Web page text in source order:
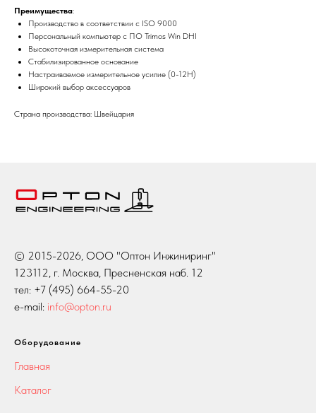
Преимущества:
Производство в соответствии с ISO 9000
Персональный компьютер с ПО Trimos Win DHI
Высокоточная измерительная система
Стабилизированное основание
Настраиваемое измерительное усилие (0-12Н)
Широкий выбор аксессуаров
Страна производства: Швейцария
© 2015-2026, ООО "Оптон Инжиниринг"
123112, г. Москва, Пресненская наб. 12
тел: +7 (495) 664-55-20
e-mail: info@opton.ru
Оборудование
Главная
Каталог